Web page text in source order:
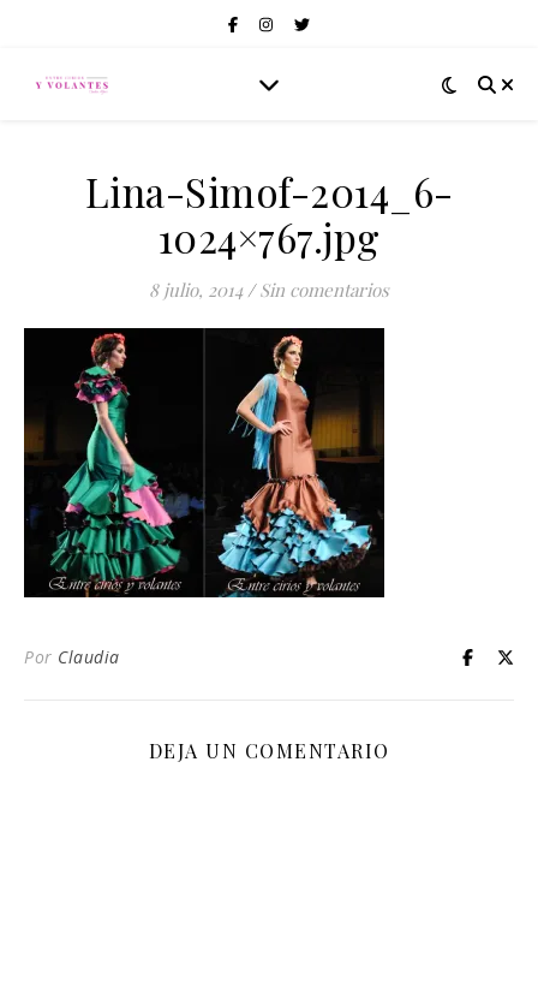
Lina-Simof-2014_6-
1024×767.jpg
8 julio, 2014 / Sin comentarios
Por Claudia
DEJA UN COMENTARIO